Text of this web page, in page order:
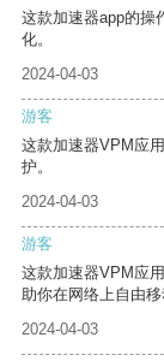
这款加速器app的操
化。
2024-04-03
游客
这款加速器VPM应
护。
2024-04-03
游客
这款加速器VPM应
助你在网络上自由移
2024-04-03